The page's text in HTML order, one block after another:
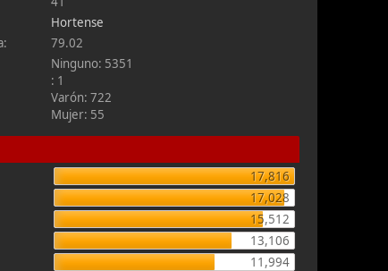
Hortense
79.02
Ninguno: 5351
: 1
Varón: 722
Mujer: 55
17,816
17,028
15,512
13,106
11,994